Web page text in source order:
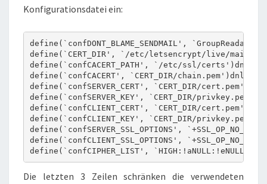
Konfigurationsdatei ein:
define(`confDONT_BLAME_SENDMAIL',
define(`CERT_DIR', `/etc/letsencrypt/live/
define(`confCACERT_PATH', `/etc/ssl/certs')dnl
define(`confCACERT', `CERT_DIR/chain.pem')dnl
define(`confSERVER_CERT', `CERT_DIR/cert.pem')dnl
define(`confSERVER_KEY', `CERT_DIR/
define(`confCLIENT_CERT', `CERT_DIR/cert.pem')dnl
define(`confCLIENT_KEY', `CERT_DIR/
define(`confSERVER_SSL_OPTIONS', `+SSL_OP_NO_SSLv2
define(`confCLIENT_SSL_OPTIONS',
define(`confCIPHER_LIST',
Die letzten 3 Zeilen schränken die verwendeten